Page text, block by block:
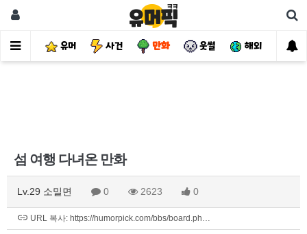
유머 사건 만화 웃썰 해외 핫
섬 여행 다녀온 만화
Lv.29 소밀면 0 2623 0
URL 복사: https://humorpick.com/bbs/board.ph…